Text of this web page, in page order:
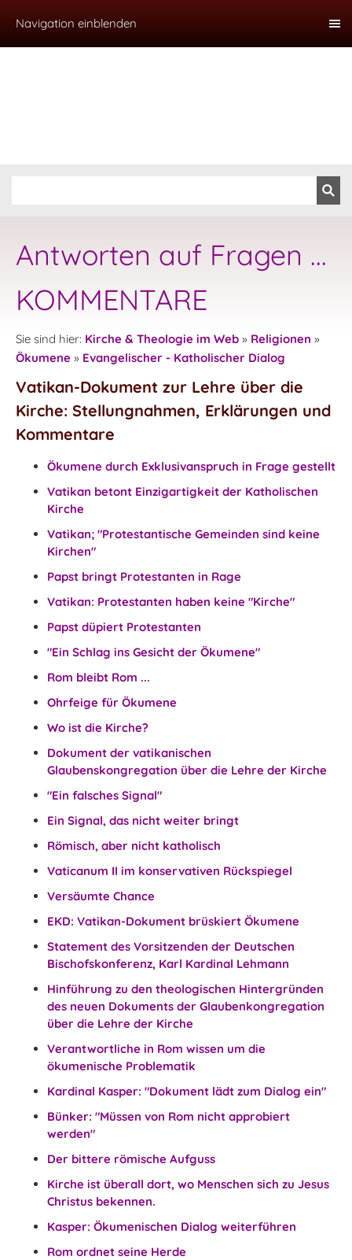
Navigation einblenden
Antworten auf Fragen ...
KOMMENTARE
Sie sind hier: Kirche & Theologie im Web » Religionen »
Ökumene » Evangelischer - Katholischer Dialog
Vatikan-Dokument zur Lehre über die
Kirche: Stellungnahmen, Erklärungen und
Kommentare
Ökumene durch Exklusivanspruch in Frage gestellt
Vatikan betont Einzigartigkeit der Katholischen
Kirche
Vatikan; "Protestantische Gemeinden sind keine
Kirchen"
Papst bringt Protestanten in Rage
Vatikan: Protestanten haben keine "Kirche"
Papst düpiert Protestanten
"Ein Schlag ins Gesicht der Ökumene"
Rom bleibt Rom ...
Ohrfeige für Ökumene
Wo ist die Kirche?
Dokument der vatikanischen
Glaubenskongregation über die Lehre der Kirche
"Ein falsches Signal"
Ein Signal, das nicht weiter bringt
Römisch, aber nicht katholisch
Vaticanum II im konservativen Rückspiegel
Versäumte Chance
EKD: Vatikan-Dokument brüskiert Ökumene
Statement des Vorsitzenden der Deutschen
Bischofskonferenz, Karl Kardinal Lehmann
Hinführung zu den theologischen Hintergründen
des neuen Dokuments der Glaubenkongregation
über die Lehre der Kirche
Verantwortliche in Rom wissen um die
ökumenische Problematik
Kardinal Kasper: "Dokument lädt zum Dialog ein"
Bünker: "Müssen von Rom nicht approbiert
werden"
Der bittere römische Aufguss
Kirche ist überall dort, wo Menschen sich zu Jesus
Christus bekennen.
Kasper: Ökumenischen Dialog weiterführen
Rom ordnet seine Herde